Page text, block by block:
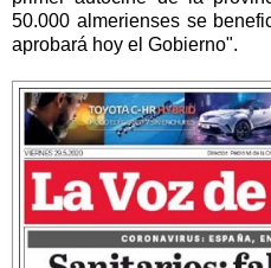
50.000 almerienses se
aprobará hoy el Gobierno".